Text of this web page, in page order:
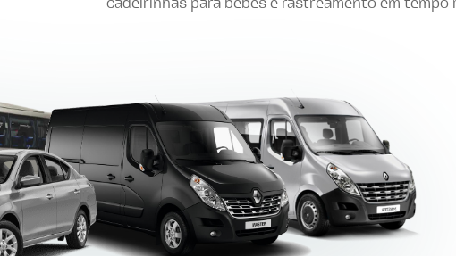
cadeirinhas para bebês e rastreamento em tempo